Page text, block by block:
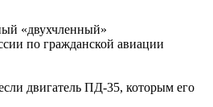
«двухчленный»
по гражданской авиации
двигатель ПД-35, которым его